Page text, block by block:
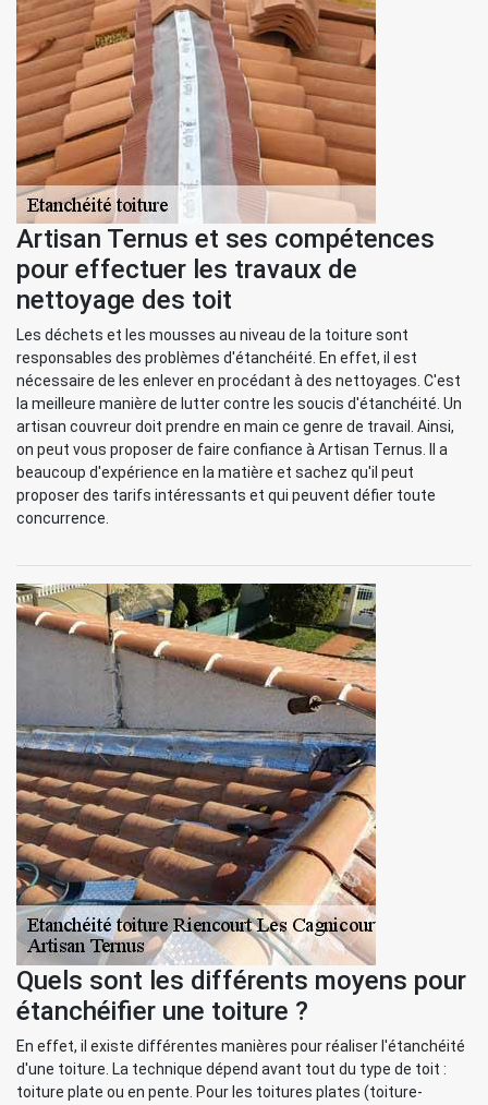
Artisan Ternus et ses compétences
pour effectuer les travaux de
nettoyage des toit
Les déchets et les mousses au niveau de la toiture sont
responsables des problèmes d'étanchéité. En effet, il est
nécessaire de les enlever en procédant à des nettoyages. C'est
la meilleure manière de lutter contre les soucis d'étanchéité. Un
artisan couvreur doit prendre en main ce genre de travail. Ainsi,
on peut vous proposer de faire confiance à Artisan Ternus. Il a
beaucoup d'expérience en la matière et sachez qu'il peut
proposer des tarifs intéressants et qui peuvent défier toute
concurrence.
Quels sont les différents moyens pour
étanchéifier une toiture ?
En effet, il existe différentes manières pour réaliser l'étanchéité
d'une toiture. La technique dépend avant tout du type de toit :
toiture plate ou en pente. Pour les toitures plates (toiture-